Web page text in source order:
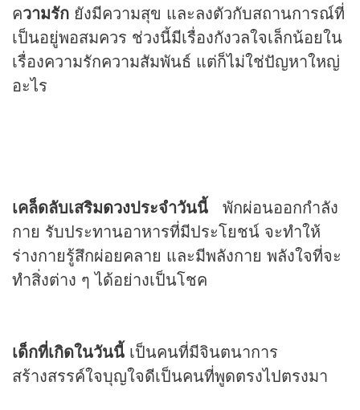
ความรัก ยังมีความสุข และลงตัวกับสถานการณ์ที่
เป็นอยู่พอสมควร ช่วงนี้มีเรื่องกังวลใจเล็กน้อยใน
เรื่องความรักความสัมพันธ์ แต่ก็ไม่ใช่ปัญหาใหญ่
อะไร
เคล็ดลับเสริมดวงประจำวันนี้ พักผ่อนออกกำลัง
กาย รับประทานอาหารที่มีประโยชน์ จะทำให้
ร่างกายรู้สึกผ่อยคลาย และมีพลังกาย พลังใจที่จะ
ทำสิ่งต่าง ๆ ได้อย่างเป็นโชค
เด็กที่เกิดในวันนี้ เป็นคนที่มีจินตนาการ
สร้างสรรค์ใจบุญใจดีเป็นคนที่พูดตรงไปตรงมา